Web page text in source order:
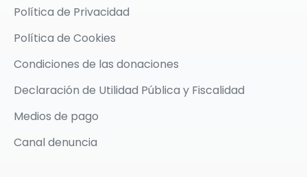
Política de Privacidad
Política de Cookies
Condiciones de las donaciones
Declaración de Utilidad Pública y Fiscalidad
Medios de pago
Canal denuncia